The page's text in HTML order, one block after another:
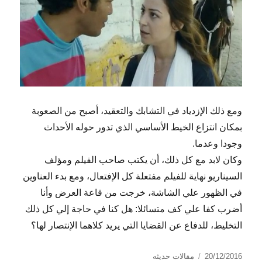
ومع ذلك الإزدياد في التشابك والتعقيد، أصبح من الصعوبة
بمكان انتزاع الخيط الأساسي الذي تدور حوله الأحداث
وجودا وعدما.
وكان لابد مع كل ذلك، أن يكتب صاحب الفيلم ومؤلف
السيناريو نهاية للفيلم مفتعلة كل الإفتعال، ومع بدء العناوين
في الظهور علي الشاشة، خرجت من قاعة العرض وأنا
أضرب كفا علي كف متسائلا: هل كنا في حاجة إلي كل ذلك
التخليط، للدفاع عن القضايا التي يريد كلاهما الإنتصار لها؟
نُشرت
20/12/2016 التصنيفات
مقالات حديثه